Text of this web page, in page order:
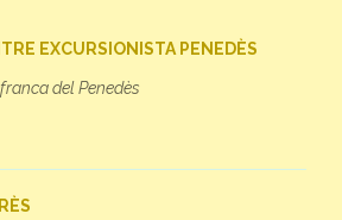
EXCURSIONISTA PENEDÈS
del Penedès